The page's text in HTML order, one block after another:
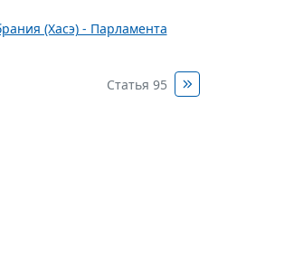
(Хасэ) - Парламента
Статья 95